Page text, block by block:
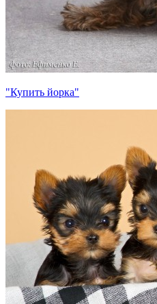
"Купить йорка"